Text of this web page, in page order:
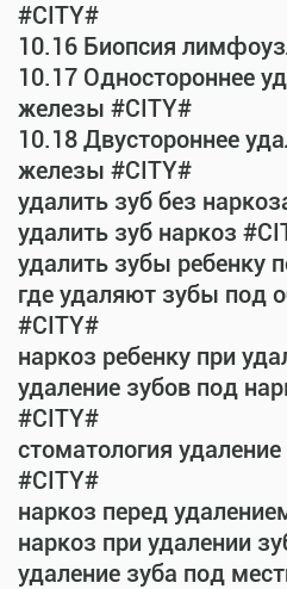
#CITY#
10.16 Биопсия
10.17 Одностороннее
железы #CITY#
10.18 Двустороннее
железы #CITY#
удалить зуб без
удалить зуб наркоз
удалить зубы ребенку
где удаляют зубы под
#CITY#
наркоз ребенку при
удаление зубов под
#CITY#
стоматология
#CITY#
наркоз перед
наркоз при удалении
удаление зуба под